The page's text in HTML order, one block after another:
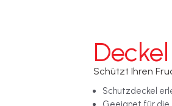
Schützt Ihren
Schutzdeckel